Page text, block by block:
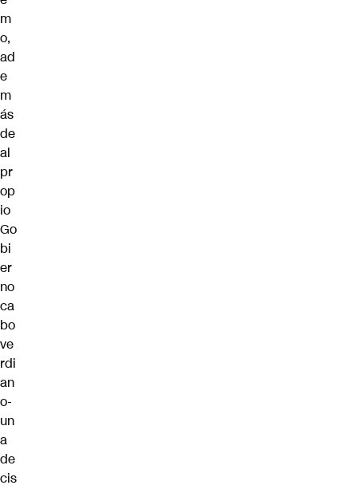
m
o,
ad
e
m
ás
de
al
pr
op
io
Go
bi
er
no
ca
bo
ve
rdi
an
o-
un
a
de
cis